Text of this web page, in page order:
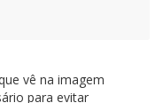
vê na imagem
para evitar